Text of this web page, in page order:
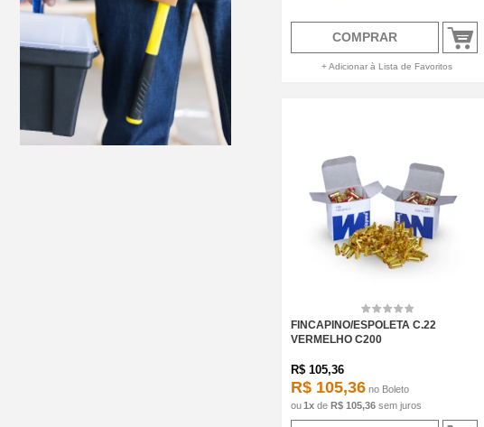
COMPRAR
+ Adicionar à Lista de Favoritos
FINCAPINO/ESPOLETA C.22
VERMELHO C200
R$ 105,36
R$ 105,36 no Boleto
1x de R$ 105,36 sem juros